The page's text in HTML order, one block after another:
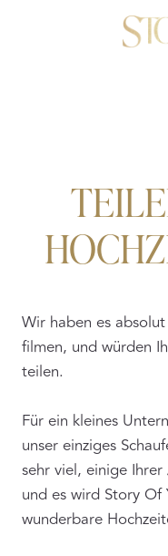
Wir haben es
filmen, und würden
teilen.
Für ein kleines
unser einziges
sehr viel, einige
und es wird Story
wunderbare